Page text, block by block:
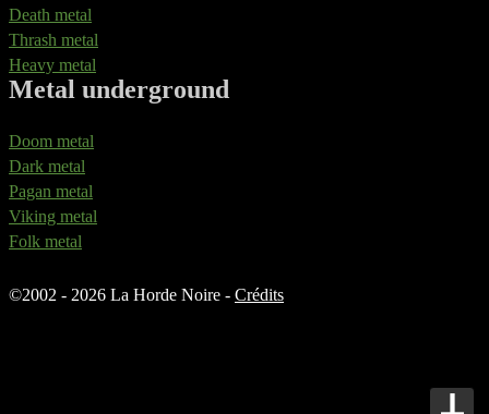
Death metal
Thrash metal
Heavy metal
Metal underground
Doom metal
Dark metal
Pagan metal
Viking metal
Folk metal
©2002 - 2026 La Horde Noire - Crédits